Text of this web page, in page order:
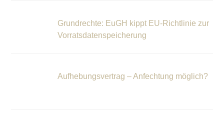
Grundrechte: EuGH kippt EU-Richtlinie zur
Vorratsdatenspeicherung
Aufhebungsvertrag – Anfechtung möglich?